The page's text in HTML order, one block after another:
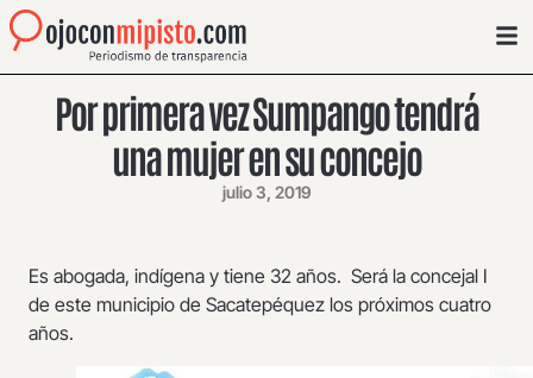
Por primera vez Sumpango tendrá
una mujer en su concejo
julio 3, 2019
Es abogada, indígena y tiene 32 años. Será la concejal I
de este municipio de Sacatepéquez los próximos cuatro
años.